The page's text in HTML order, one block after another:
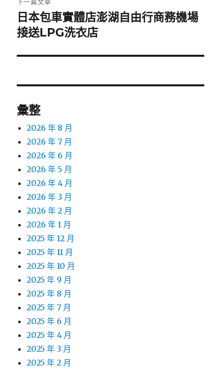
下
一
文
日本包車實體店澎湖自由行商務機場
接送LPG洗衣店
彙整
2026 年 8 月
2026 年 7 月
2026 年 6 月
2026 年 5 月
2026 年 4 月
2026 年 3 月
2026 年 2 月
2026 年 1 月
2025 年 12 月
2025 年 11 月
2025 年 10 月
2025 年 9 月
2025 年 8 月
2025 年 7 月
2025 年 6 月
2025 年 4 月
2025 年 3 月
2025 年 2 月